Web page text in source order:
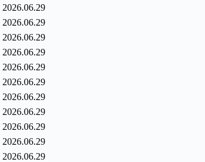
2026.06.29
2026.06.29
2026.06.29
2026.06.29
2026.06.29
2026.06.29
2026.06.29
2026.06.29
2026.06.29
2026.06.29
2026.06.29